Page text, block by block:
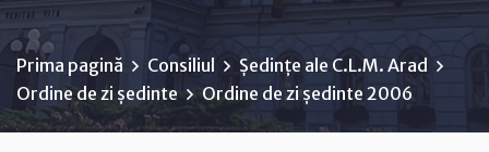
Prima pagină Consiliul
Ședințe ale C.L.M. Arad
Ordine de zi ședinte
Ordine de zi ședinte 2006